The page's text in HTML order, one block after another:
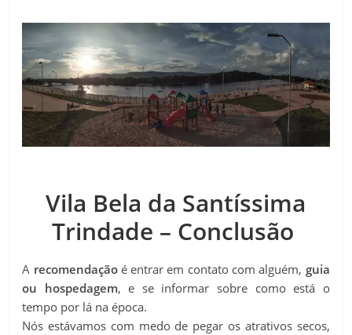
Vila Bela da Santíssima
Trindade – Conclusão
A recomendaçãoé entrar em contato com alguém, guia
ou hospedagem, e se informar sobre como está o
tempo por lá na época.
Nós estávamos com medo de pegar os atrativos secos,